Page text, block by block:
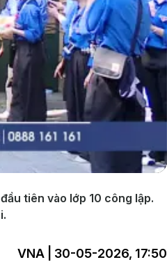
tiên vào lớp 10 công lập.
VNA | 30-05-2026, 17:50